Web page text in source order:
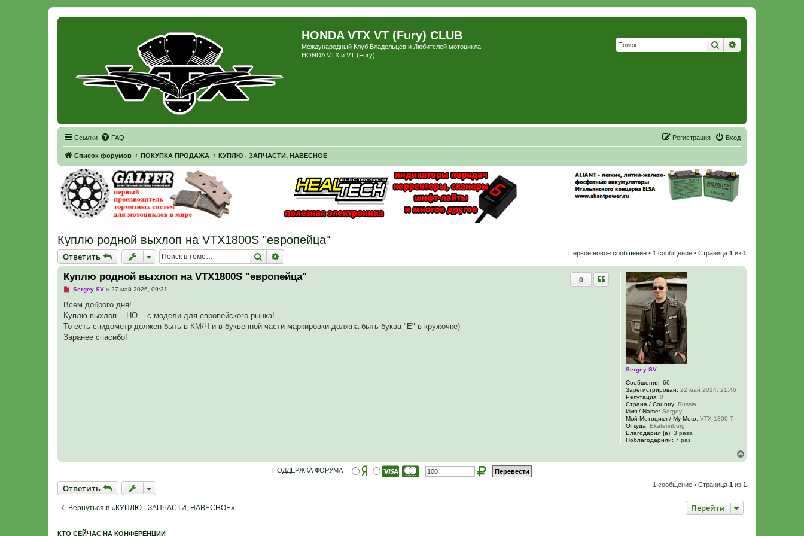
HONDA VTX VT (Fury) CLUB
Международный Клуб Владельцев и Любителей мотоцикла
HONDA VTX и VT (Fury)
Поиск
Ссылки FAQ Вход
Регистрация
Список форумов ПОКУПКА ПРОДАЖА КУПЛЮ - ЗАПЧАСТИ, НАВЕСНОЕ
Куплю родной выхлоп на VTX1800S "европейца"
Ответить
Ответить Поиск Первое новое сообщение • 1 сообщение • Страница 1 из 1
Sergey SV
Сообщения: 66
Зарегистрирован: 22 май 2014, 21:46
Репутация: 0
Страна / Country: Russia
Имя / Name: Sergey
Мой Мотоцикл / My Moto: VTX 1800 T
Откуда: Ekaterinburg
Благодарил (а): 3 раза
Поблагодарили: 7 раз
Куплю родной выхлоп на VTX1800S "европейца" 0
Н
п
о
ч
т
Sergey SV» 27 май 2026, 09:31
Всем доброго дня!
Куплю выхлоп....НО....с модели для европейского рынка!
То есть спидометр должен быть в КМ/Ч и в буквенной части маркировки должна быть буква "Е" в кружочке)
Заранее спасибо!
е
у
ПОДДЕРЖКА ФОРУМА
Ответить
Ответить 1 сообщение • Страница 1 из 1
Вернуться в «КУПЛЮ - ЗАПЧАСТИ, НАВЕСНОЕ» Перейти
КТО СЕЙЧАС НА КОНФЕРЕНЦИИ